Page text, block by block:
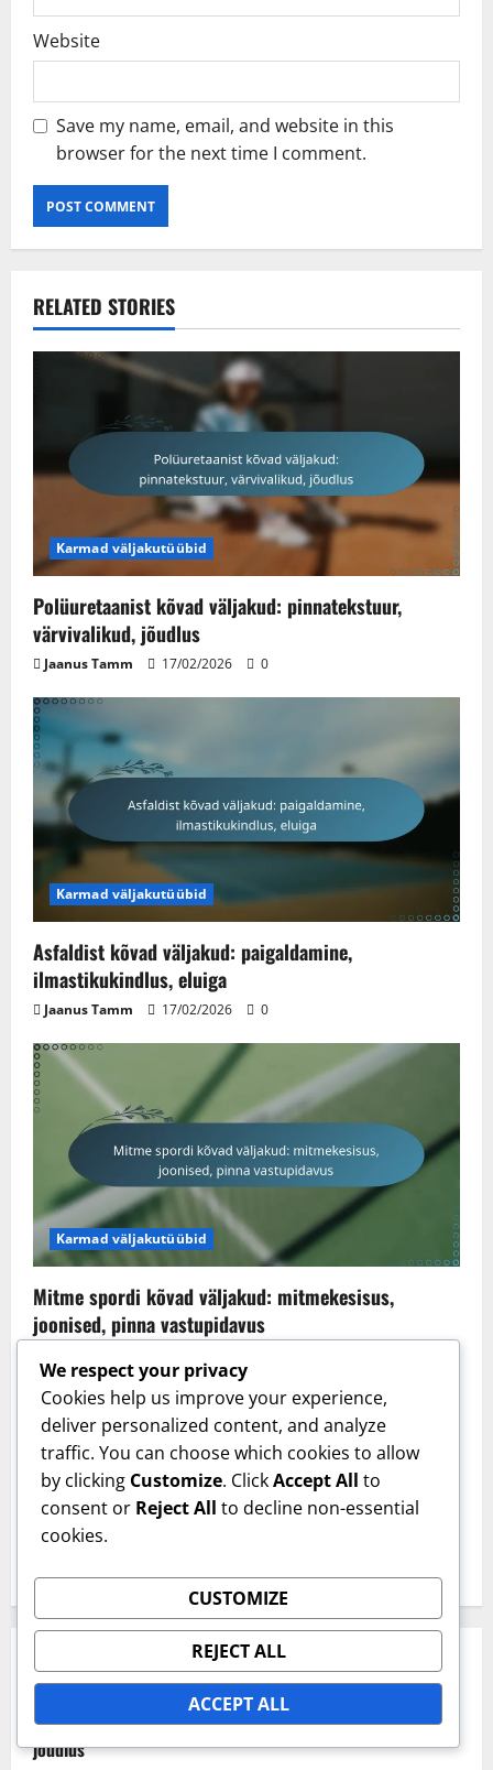
Website
Save my name, email, and website in this
browser for the next time I comment.
RELATED STORIES
Karmad väljakutüübid
Polüuretaanist kõvad väljakud: pinnatekstuur,
värvivalikud, jõudlus
Jaanus Tamm 17/02/2026 0
Karmad väljakutüübid
Asfaldist kõvad väljakud: paigaldamine,
ilmastikukindlus, eluiga
Jaanus Tamm 17/02/2026 0
Karmad väljakutüübid
Mitme spordi kõvad väljakud: mitmekesisus,
joonised, pinna vastupidavus
LINGID
Blogi arhiiv
Võta ühendust
VIIMASED POSTITUSED
Polüuretaanist kõvad väljakud: pinnatekstuur, värvivalikud,
jõudlus
We respect your privacy
Cookies help us improve your experience,
deliver personalized content, and analyze
traffic. You can choose which cookies to allow
by clicking Customize. ClickAccept All to
consent or Reject All to decline non-essential
cookies.
CUSTOMIZE
REJECT ALL
ACCEPT ALL